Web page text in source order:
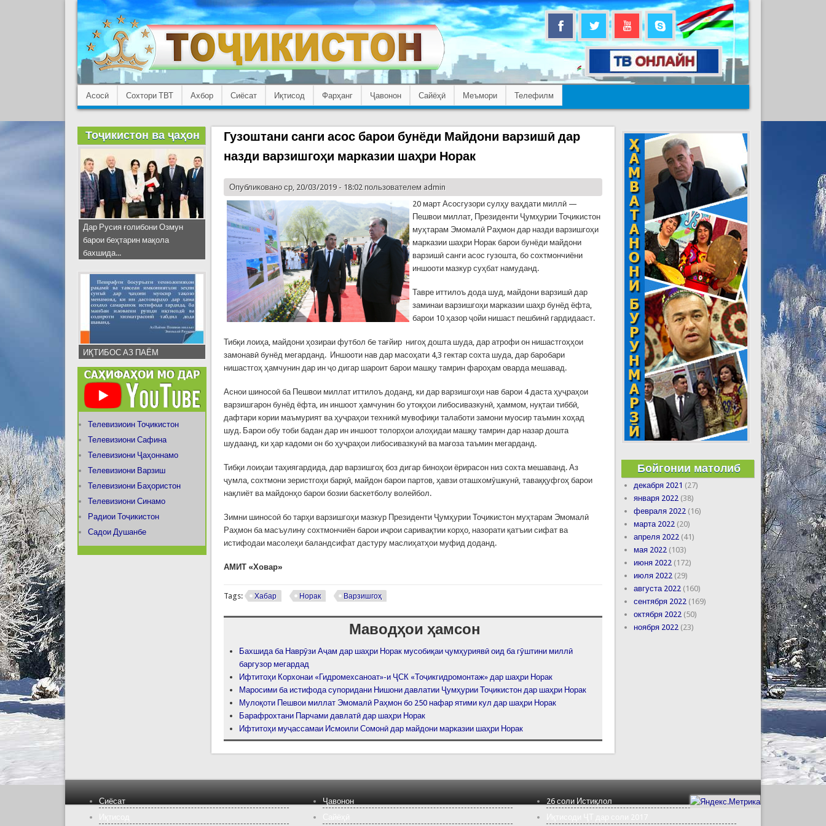
Асосӣ Сохтори ТВТ Ахбор Сиёсат Иқтисод Фарҳанг Ҷавонон Сайёҳӣ Меъмори Телефилм
Гузоштани санги асос барои бунёди Майдони варзишӣ дар
назди варзишгоҳи марказии шаҳри Норак
Опубликовано ср, 20/03/2019 - 18:02 пользователем admin
20 март Асосгузори сулҳу ваҳдати миллӣ —
Пешвои миллат, Президенти Ҷумҳурии Тоҷикистон
муҳтарам Эмомалӣ Раҳмон дар назди варзишгоҳи
марказии шаҳри Норак барои бунёди майдони
варзишӣ санги асос гузошта, бо сохтмончиёни
иншооти мазкур суҳбат намуданд.
Тавре иттилоъ дода шуд, майдони варзишӣ дар
заминаи варзишгоҳи марказии шаҳр бунёд ёфта,
барои 10 ҳазор ҷойи нишаст пешбинӣ гардидааст.
Тибқи лоиҳа, майдони ҳозираи футбол бе тағйир нигоҳ дошта шуда, дар атрофи он нишастгоҳҳои
замонавӣ бунёд мегарданд. Иншооти нав дар масоҳати 4,3 гектар сохта шуда, дар баробари
нишастгоҳ ҳамчунин дар ин ҷо дигар шароит барои машқу тамрин фароҳам оварда мешавад.
Аснои шиносоӣ ба Пешвои миллат иттилоъ доданд, ки дар варзишгоҳи нав барои 4 даста ҳуҷраҳои
варзишгарон бунёд ёфта, ин иншоот ҳамчунин бо утоқҳои либосивазкунӣ, ҳаммом, нуқтаи тиббӣ,
дафтари кории маъмурият ва ҳуҷраҳои техникӣ мувофиқи талаботи замони муосир таъмин хоҳад
шуд. Барои обу тоби бадан дар ин иншоот толорҳои алоҳидаи машқу тамрин дар назар дошта
шудаанд, ки ҳар кадоми он бо ҳуҷраҳои либосивазкунӣ ва мағоза таъмин мегарданд.
Тибқи лоиҳаи таҳиягардида, дар варзишгоҳ боз дигар биноҳои ёрирасон низ сохта мешаванд. Аз
ҷумла, сохтмони зеристгоҳи барқӣ, майдон барои партов, ҳавзи оташхомӯшкунӣ, таваққуфгоҳ барои
нақлиёт ва майдонҳо барои бозии баскетболу волейбол.
Зимни шиносоӣ бо тарҳи варзишгоҳи мазкур Президенти Ҷумҳурии Тоҷикистон муҳтарам Эмомалӣ
Раҳмон ба масъулину сохтмончиён барои иҷрои саривақтии корҳо, назорати қатъии сифат ва
истифодаи масолеҳи баландсифат дастуру маслиҳатҳои муфид доданд.
АМИТ «Ховар»
Tags: Хабар Норак Варзишгоҳ
Маводҳои ҳамсон
Бахшида ба Наврӯзи Аҷам дар шаҳри Норак мусобиқаи ҷумҳуриявӣ оид ба гӯштини миллӣ
баргузор мегардад
Ифтитоҳи Корхонаи «Гидромехсаноат»-и ҶСК «Тоҷикгидромонтаж» дар шаҳри Норак
Маросими ба истифода супоридани Нишони давлатии Ҷумҳурии Тоҷикистон дар шаҳри Норак
Мулоқоти Пешвои миллат Эмомалӣ Раҳмон бо 250 нафар ятими кул дар шаҳри Норак
Барафрохтани Парчами давлатӣ дар шаҳри Норак
Ифтитоҳи муҷассамаи Исмоили Сомонӣ дар майдони марказии шаҳри Норак
Тоҷикистон ва ҷаҳон
Дар Русия ғолибони Озмун
барои беҳтарин мақола
бахшида...
ИҚТИБОС АЗ ПАЁМ
Телевизиоин Тоҷикистон
Телевизиони Сафина
Телевизиони Ҷаҳоннамо
Телевизиони Варзиш
Телевизиони Баҳористон
Телевизиони Синамо
Радиои Тоҷикистон
Садои Душанбе
Бойгонии матолиб
декабря 2021 (27)
января 2022 (38)
февраля 2022 (16)
марта 2022 (20)
апреля 2022 (41)
мая 2022 (103)
июня 2022 (172)
июля 2022 (29)
августа 2022 (160)
сентября 2022 (169)
октября 2022 (50)
ноября 2022 (23)
Сиёсат
Ҷавонон
26 соли Истиқлол